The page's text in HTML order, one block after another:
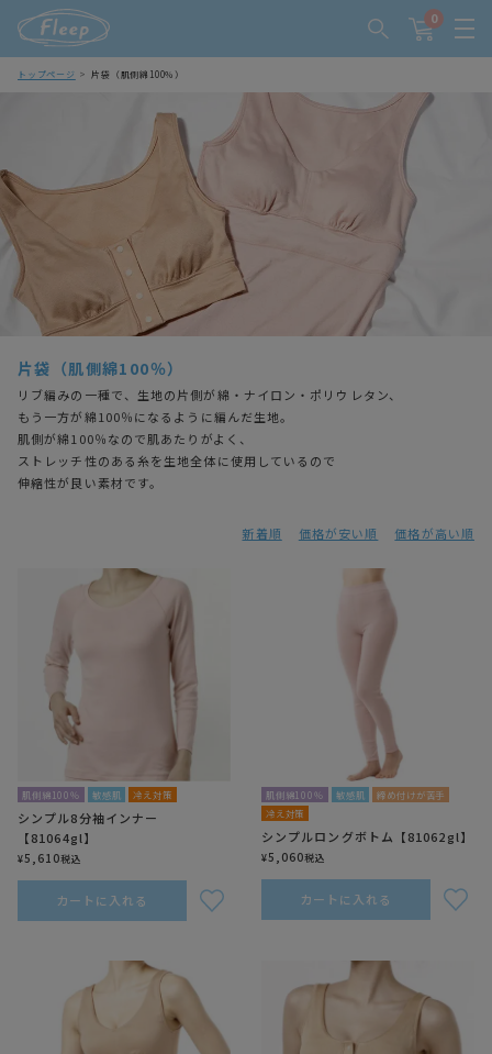
0
トップページ 片袋（肌側綿100％）
片袋（肌側綿100％）
リブ編みの一種で、生地の片側が綿・ナイロン・ポリウレタン、
もう一方が綿100％になるように編んだ生地。
肌側が綿100％なので肌あたりがよく、
ストレッチ性のある糸を生地全体に使用しているので
伸縮性が良い素材です。
新着順 価格が安い順 価格が高い順
肌側綿100％ 敏感肌 冷え対策
シンプル8分袖インナー
【81064gl】
¥5,610税込
カートに入れる
肌側綿100％ 敏感肌
締め付けが苦手
冷え対策
シンプルロングボトム【81062gl】
¥5,060税込
カートに入れる